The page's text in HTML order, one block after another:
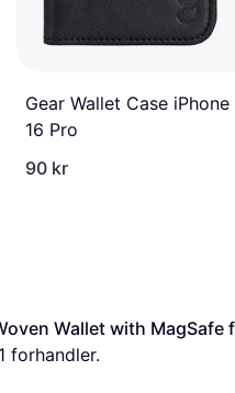
Gear Wallet Case iPhone
16 Pro
90 kr
Wallet with MagSafe
forhandler.